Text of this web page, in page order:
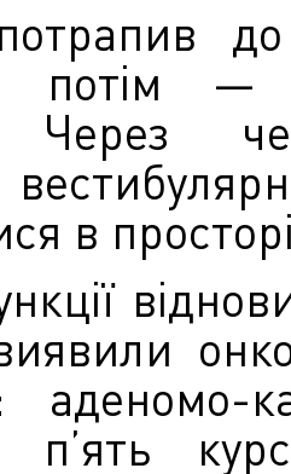
потім —
Через
в
аденомо-